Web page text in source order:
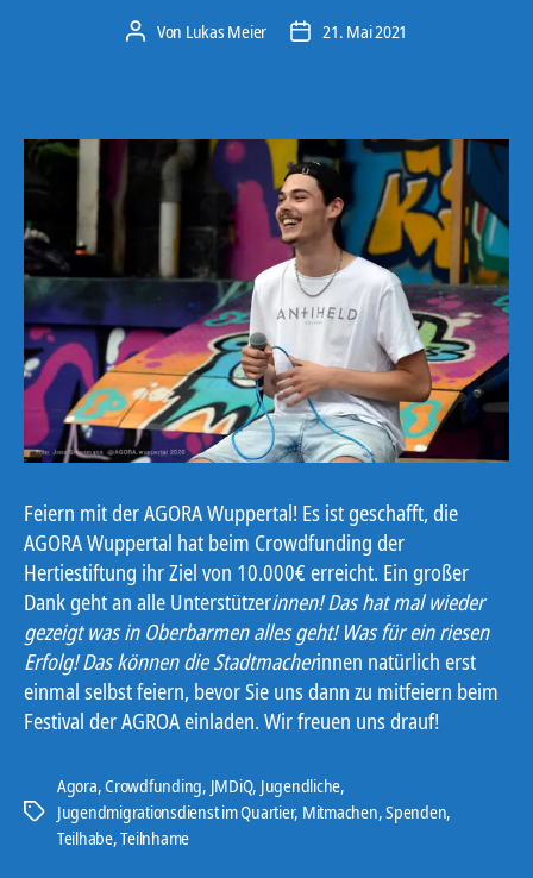
Beitragsautor
Von Lukas Meier Veröffentlichungsdatum
21. Mai 2021
Feiern mit der AGORA Wuppertal! Es ist geschafft, die
AGORA Wuppertal hat beim Crowdfunding der
Hertiestiftung ihr Ziel von 10.000€ erreicht. Ein großer
Dank geht an alle Unterstützerinnen! Das hat mal wieder
gezeigt was in Oberbarmen alles geht! Was für ein riesen
Erfolg! Das können die Stadtmacherinnen natürlich erst
einmal selbst feiern, bevor Sie uns dann zu mitfeiern beim
Festival der AGROA einladen. Wir freuen uns drauf!
Schlagwörter
Agora,Crowdfunding, JMDiQ, Jugendliche,
Jugendmigrationsdienst im Quartier, Mitmachen,Spenden,
Teilhabe,Teilnhame